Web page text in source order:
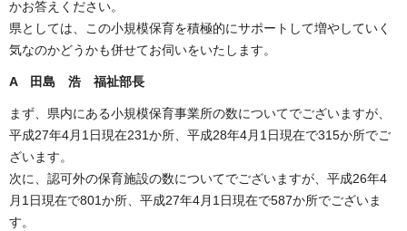
かお答えください。
県としては、この小規模保育を積極的にサポートして増やしていく
気なのかどうかも併せてお伺いをいたします。
A 田島 浩 福祉部長
まず、県内にある小規模保育事業所の数についてでございますが、
平成27年4月1日現在231か所、平成28年4月1日現在で315か所でご
ざいます。
次に、認可外の保育施設の数についてでございますが、平成26年4
月1日現在で801か所、平成27年4月1日現在で587か所でございま
す。